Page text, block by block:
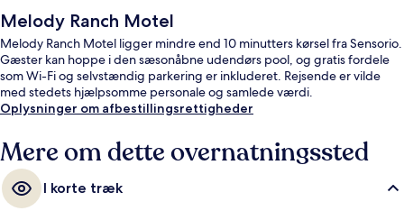
Melody Ranch Motel
Melody Ranch Motel ligger mindre end 10 minutters kørsel fra Sensorio.
Gæster kan hoppe i den sæsonåbne udendørs pool, og gratis fordele
som Wi-Fi og selvstændig parkering er inkluderet. Rejsende er vilde
med stedets hjælpsomme personale og samlede værdi.
Oplysninger om afbestillingsrettigheder
Mere om dette overnatningssted
I korte træk